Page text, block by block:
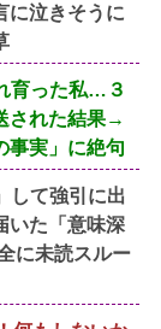
に泣きそうに
育った私…３
された結果→
事実」に絶句
して強引に出
いた「意味深
に未読スルー